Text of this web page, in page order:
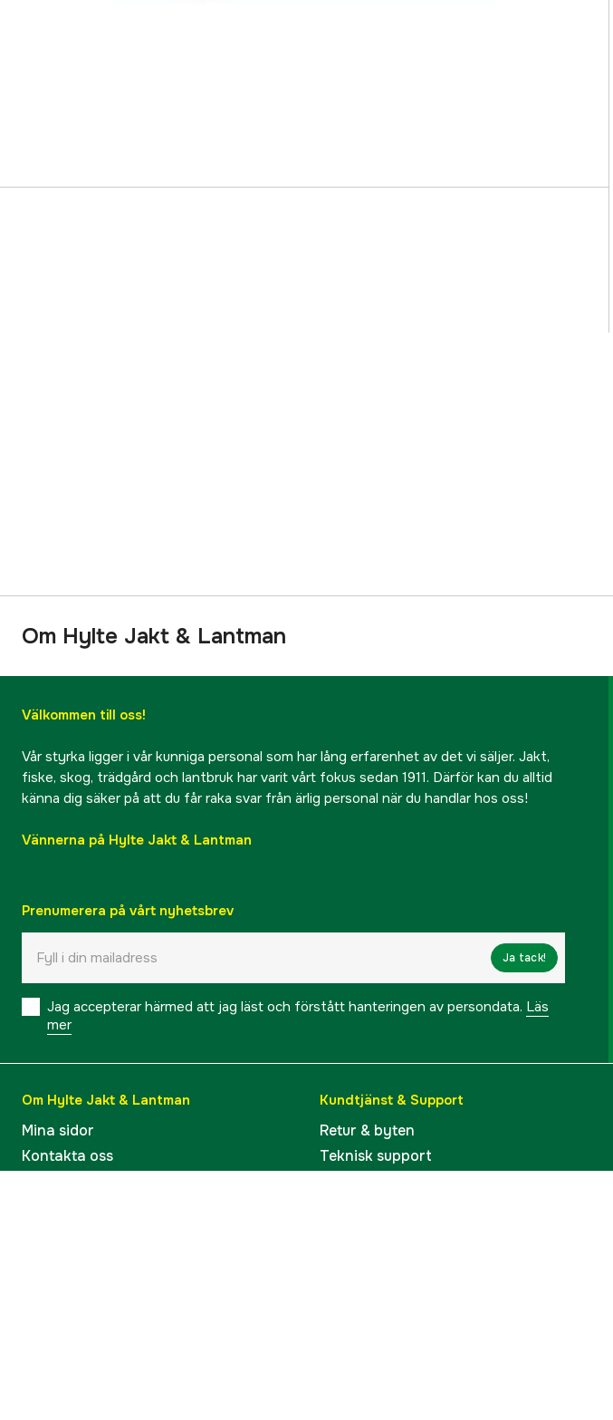
Om Hylte Jakt & Lantman
Välkommen till oss!
Vår styrka ligger i vår kunniga personal som har lång erfarenhet av det vi säljer. Jakt,
fiske, skog, trädgård och lantbruk har varit vårt fokus sedan 1911. Därför kan du alltid
känna dig säker på att du får raka svar från ärlig personal när du handlar hos oss!
Vännerna på Hylte Jakt & Lantman
Prenumerera på vårt nyhetsbrev
Ja tack!
Jag accepterar härmed att jag läst och förstått hanteringen av persondata. Läs
mer
Om Hylte Jakt & Lantman
Mina sidor
Kontakta oss
Kundtjänst & Support
Retur & byten
Teknisk support